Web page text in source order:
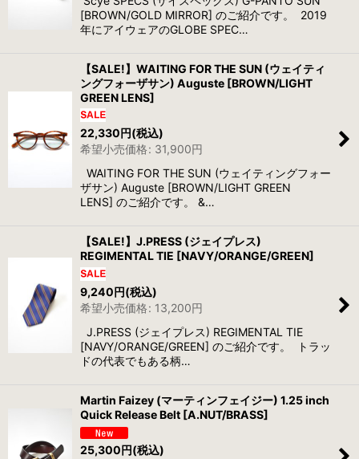
[BROWN/GOLD MIRROR] のご紹介です。 2019
年にアイウェアのGLOBE SPEC…
【SALE!】WAITING FOR THE SUN (ウェイティ
ングフォーザサン) Auguste [BROWN/LIGHT
GREEN LENS]
22,330円(税込)
希望小売価格: 31,900円
WAITING FOR THE SUN (ウェイティングフォー
ザサン) Auguste [BROWN/LIGHT GREEN
LENS] のご紹介です。 &…
【SALE!】J.PRESS (ジェイプレス)
REGIMENTAL TIE [NAVY/ORANGE/GREEN]
9,240円(税込)
希望小売価格: 13,200円
J.PRESS (ジェイプレス) REGIMENTAL TIE
[NAVY/ORANGE/GREEN] のご紹介です。 トラッ
ドの代表でもある柄…
Martin Faizey (マーティンフェイジー) 1.25 inch
Quick Release Belt [A.NUT/BRASS]
25,300円(税込)